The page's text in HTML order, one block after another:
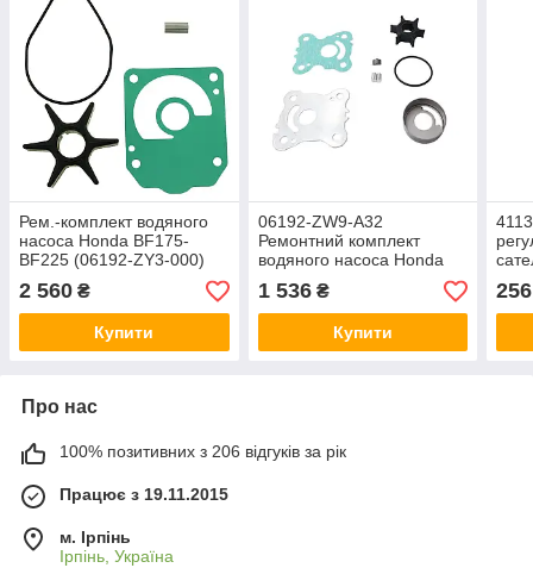
Рем.-комплект водяного
насоса Honda BF175-
BF225 (06192-ZY3-000)
2 560 ₴
Купити
06192-ZW9-A32
Ремонтний комплект
водяного насоса Honda
BF15/BF20
1 536₴
Купити
256
Про нас
100% позитивних з 206 відгуків за рік
Працює з 19.11.2015
м. Ірпінь
Ірпінь, Україна